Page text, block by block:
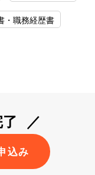
・職務経歴書
込み